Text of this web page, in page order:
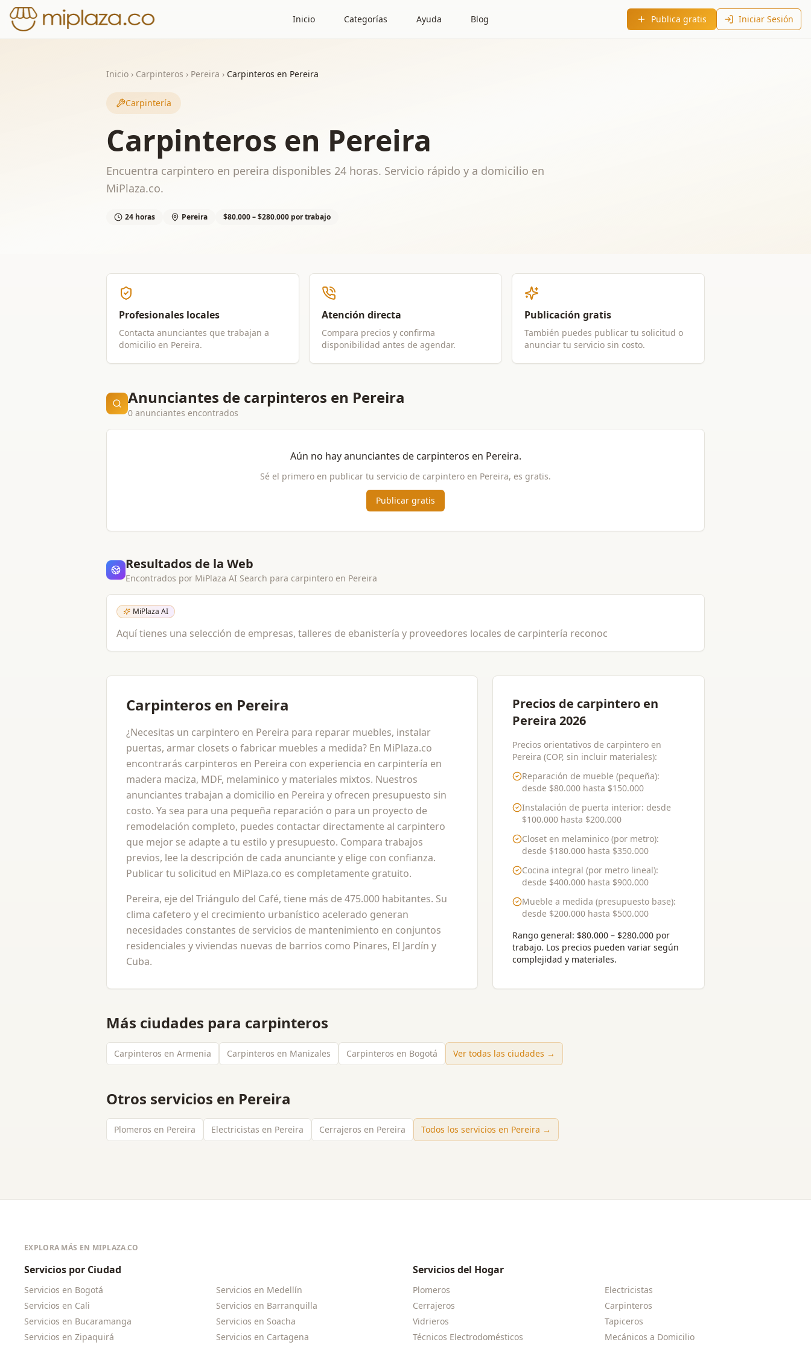
Inicio Categorías Ayuda Blog Publica gratis Iniciar Sesión
Inicio › Carpinteros › Pereira › Carpinteros en Pereira
Carpintería
Carpinteros en Pereira
Encuentra carpintero en pereira disponibles 24 horas. Servicio rápido y a domicilio en
MiPlaza.co.
24 horas Pereira $80.000 – $280.000 por trabajo
Profesionales locales
Contacta anunciantes que trabajan a
domicilio en Pereira.
Atención directa
Compara precios y confirma
disponibilidad antes de agendar.
Publicación gratis
También puedes publicar tu solicitud o
anunciar tu servicio sin costo.
Anunciantes de carpinteros en Pereira
0 anunciantes encontrados
Aún no hay anunciantes de carpinteros en Pereira.
Sé el primero en publicar tu servicio de carpintero en Pereira, es gratis.
Publicar gratis
Resultados de la Web
Encontrados por MiPlaza AI Search para carpintero en Pereira
MiPlaza AI
Aquí tienes una selección de empresas, talleres de ebanistería y proveedores locales de carpintería reconoc
Carpinteros en Pereira
¿Necesitas un carpintero en Pereira para reparar muebles, instalar
puertas, armar closets o fabricar muebles a medida? En MiPlaza.co
encontrarás carpinteros en Pereira con experiencia en carpintería en
madera maciza, MDF, melaminico y materiales mixtos. Nuestros
anunciantes trabajan a domicilio en Pereira y ofrecen presupuesto sin
costo. Ya sea para una pequeña reparación o para un proyecto de
remodelación completo, puedes contactar directamente al carpintero
que mejor se adapte a tu estilo y presupuesto. Compara trabajos
previos, lee la descripción de cada anunciante y elige con confianza.
Publicar tu solicitud en MiPlaza.co es completamente gratuito.
Pereira, eje del Triángulo del Café, tiene más de 475.000 habitantes. Su
clima cafetero y el crecimiento urbanístico acelerado generan
necesidades constantes de servicios de mantenimiento en conjuntos
residenciales y viviendas nuevas de barrios como Pinares, El Jardín y
Cuba.
Precios de carpintero en
Pereira 2026
Precios orientativos de carpintero en
Pereira (COP, sin incluir materiales):
Reparación de mueble (pequeña):
desde $80.000hasta $150.000
Instalación de puerta interior: desde
$100.000hasta $200.000
Closet en melaminico (por metro):
desde $180.000hasta $350.000
Cocina integral (por metro lineal):
desde $400.000hasta $900.000
Mueble a medida (presupuesto base):
desde $200.000hasta $500.000
Rango general: $80.000 – $280.000 por
trabajo. Los precios pueden variar según
complejidad y materiales.
Más ciudades para carpinteros
Carpinteros en Armenia Carpinteros en Manizales Carpinteros en Bogotá Ver todas las ciudades →
Otros servicios en Pereira
Plomeros en Pereira Electricistas en Pereira Cerrajeros en Pereira Todos los servicios en Pereira →
EXPLORA MÁS EN MIPLAZA.CO
Servicios por Ciudad
Servicios en Bogotá Servicios en Medellín
Servicios en Cali Servicios en Barranquilla
Servicios en Bucaramanga Servicios en Soacha
Servicios en Zipaquirá Servicios en Cartagena
Servicios del Hogar
Plomeros
Electricistas
Cerrajeros
Carpinteros
Vidrieros
Tapiceros
Técnicos Electrodomésticos
Mecánicos a Domicilio